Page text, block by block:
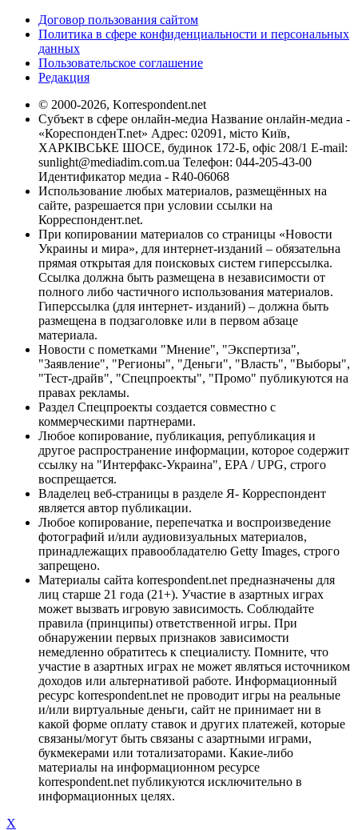
Договор пользования сайтом
Политика в сфере конфиденциальности и персональных
данных
Пользовательское соглашение
Редакция
© 2000-2026, Korrespondent.net
Субъект в сфере онлайн-медиа Название онлайн-медиа -
«КореспонденТ.net» Адрес: 02091, місто Київ,
ХАРКІВСЬКЕ ШОСЕ, будинок 172-Б, офіс 208/1 E-mail:
sunlight@mediadim.com.ua Телефон: 044-205-43-00
Идентификатор медиа - R40-06068
Использование любых материалов, размещённых на
сайте, разрешается при условии ссылки на
Корреспондент.net.
При копировании материалов со страницы «Новости
Украины и мира», для интернет-изданий – обязательна
прямая открытая для поисковых систем гиперссылка.
Ссылка должна быть размещена в независимости от
полного либо частичного использования материалов.
Гиперссылка (для интернет- изданий) – должна быть
размещена в подзаголовке или в первом абзаце
материала.
Новости с пометками "Мнение", "Экспертиза",
"Заявление", "Регионы", "Деньги", "Власть", "Выборы",
"Тест-драйв", "Спецпроекты", "Промо" публикуются на
правах рекламы.
Раздел Спецпроекты создается совместно с
коммерческими партнерами.
Любое копирование, публикация, републикация и
другое распространение информации, которое содержит
ссылку на "Интерфакс-Украина", EPA / UPG, строго
воспрещается.
Владелец веб-страницы в разделе Я- Корреспондент
является автор публикации.
Любое копирование, перепечатка и воспроизведение
фотографий и/или аудиовизуальных материалов,
принадлежащих правообладателю Getty Images, строго
запрещено.
Материалы сайта korrespondent.net предназначены для
лиц старше 21 года (21+). Участие в азартных играх
может вызвать игровую зависимость. Соблюдайте
правила (принципы) ответственной игры. При
обнаружении первых признаков зависимости
немедленно обратитесь к специалисту. Помните, что
участие в азартных играх не может являться источником
доходов или альтернативой работе. Информационный
ресурс korrespondent.net не проводит игры на реальные
и/или виртуальные деньги, сайт не принимает ни в
какой форме оплату ставок и других платежей, которые
связаны/могут быть связаны с азартными играми,
букмекерами или тотализаторами. Какие-либо
материалы на информационном ресурсе
korrespondent.net публикуются исключительно в
информационных целях.
X